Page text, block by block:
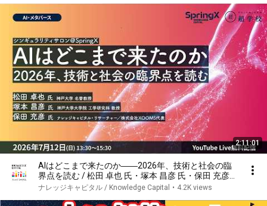
2:11:01
AIはどこまで来たのか――2026年、技術と社会の臨
界点を読む / 松田 卓也 氏・塚本 昌彦 氏・保田 充彦
氏
ナレッジキャピタル / Knowledge Capital • 4.2K views